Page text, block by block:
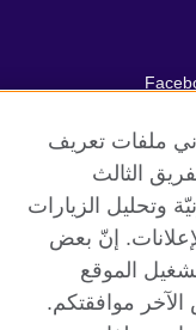
ملفات تعريف
الثالث
وتحليل الزيارات
إنّ بعض
الموقع
موافقتكم.